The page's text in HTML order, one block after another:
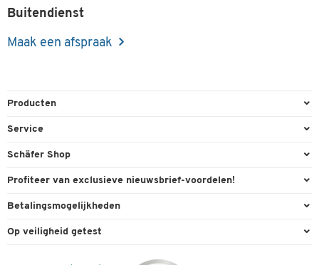
Buitendienst
Maak een afspraak
Producten
Kantoorbenodigdheden
Milieutechniek
Reiniging & hygiëne
Service
Bestelling herroepen
Inkt & Toner
Schäfer Shop
Algemene voorwaarden
Carriere
Profiteer van exclusieve nieuwsbrief-voordelen!
Welkomstgeschenk
Betalingsmogelijkheden
Paypal
Op veiligheid getest